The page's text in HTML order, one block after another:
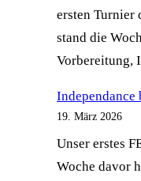
ersten Turnier
stand die
Vorbereitung,
Independance
19. März 2026
Unser erstes
Woche davor